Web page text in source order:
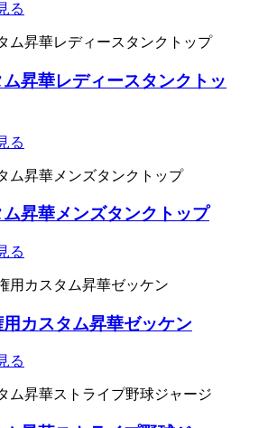
る
ム昇華レディースタンクトッ
る
ム昇華メンズタンクトップ
る
カスタム昇華ゼッケン
る